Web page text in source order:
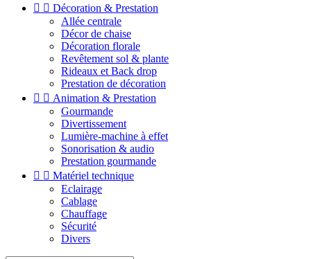
  Décoration & Prestation
Allée centrale
Décor de chaise
Décoration florale
Revêtement sol & plante
Rideaux et Back drop
Prestation de décoration
  Animation & Prestation
Gourmande
Divertissement
Lumière-machine à effet
Sonorisation & audio
Prestation gourmande
  Matériel technique
Eclairage
Cablage
Chauffage
Sécurité
Divers